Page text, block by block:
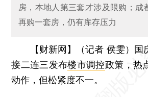
房，本地人第三套才涉及限购；成
再购一套房，仍有库存压力
【财新网】（记者 侯雯）
国
接二连三发布楼市调控政策，热
动作，但松紧度不一。